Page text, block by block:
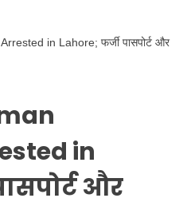
in Lahore; फर्जी पासपोर्ट और
in
और